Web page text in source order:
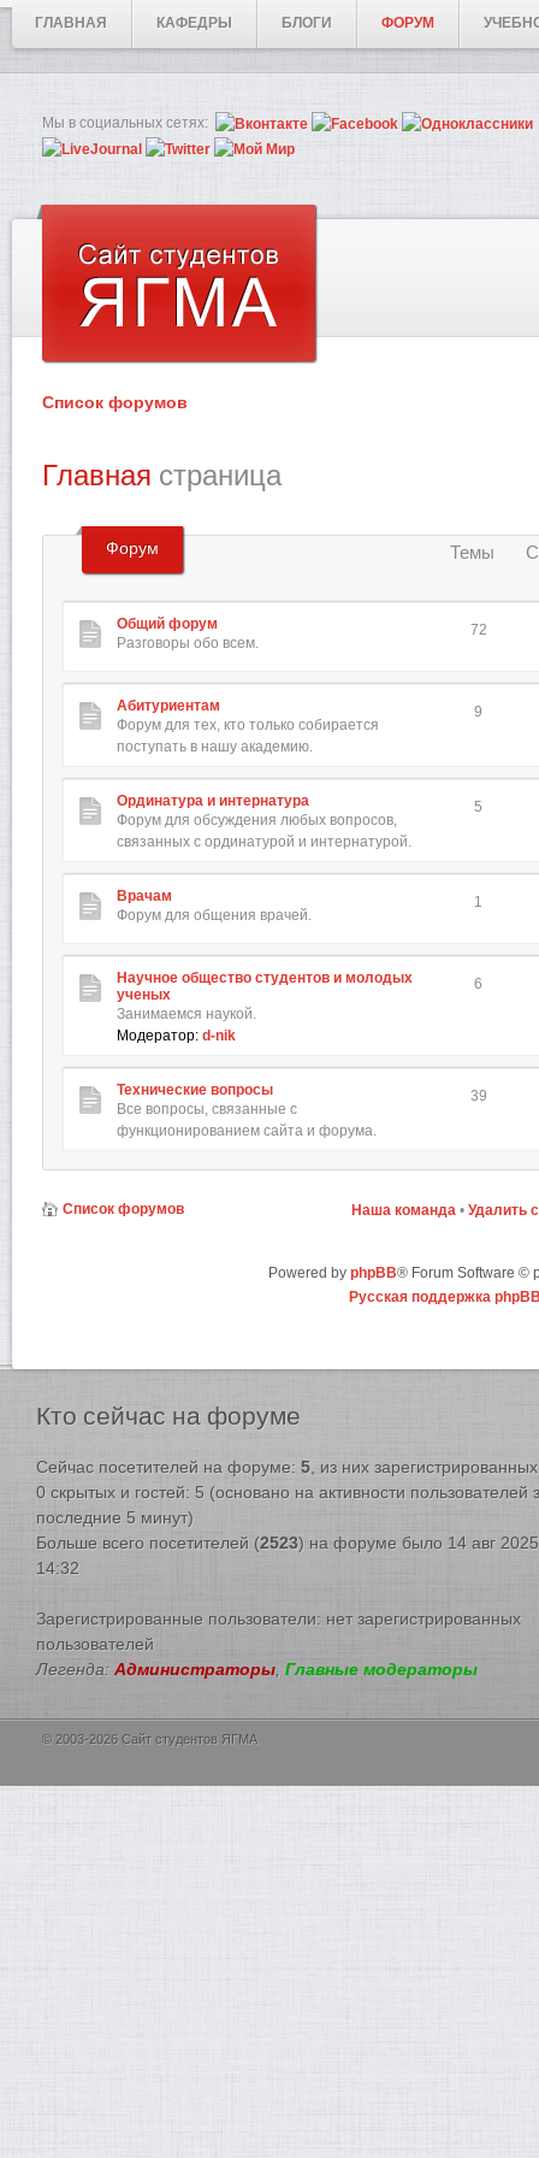
ГЛАВНАЯ КАФЕДРЫ БЛОГИ ФОРУМ
Мы в социальных сетях:
Список форумов
Главная страница
Форум Темы
Общий форум
Разговоры обо всем.
72
Абитуриентам
Форум для тех, кто только собирается
поступать в нашу академию.
9
Ординатура и интернатура
Форум для обсуждения любых вопросов,
связанных с ординатурой и интернатурой.
5
Врачам
Форум для общения врачей.
1
Научное общество студентов и молодых
ученых
Занимаемся наукой.
Модератор: d-nik
6
Технические вопросы
Все вопросы, связанные с
функционированием сайта и форума.
39
Список форумов Наша команда • Удалить
Powered by phpBB® Forum Software ©
Русская поддержка
Кто сейчас на форуме
Сейчас посетителей на форуме: 5 , из них
0 скрытых и гостей: 5 (основано на активности пользователей
последние 5 минут)
Больше всего посетителей (2523) на форуме было 14 авг
14:32
Зарегистрированные пользователи: нет зарегистрированных
пользователей
Легенда: Администраторы Главные модераторы
© 2003-2026 Сайт студентов ЯГМА